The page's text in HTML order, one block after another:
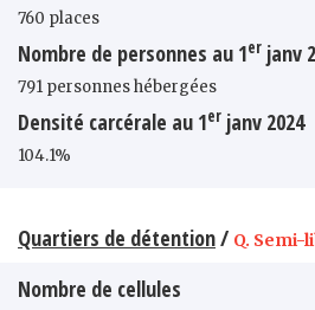
760 places
Nombre de personnes au 1er janv
791 personnes hébergées
Densité carcérale au 1er janv 2024
104.1%
Quartiers de détention/ Q.
Nombre de cellules